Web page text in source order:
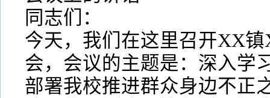
同志们：
今天，我们在这里召开XX
会，会议的主题是：深入学
部署我校推进群众身边不正